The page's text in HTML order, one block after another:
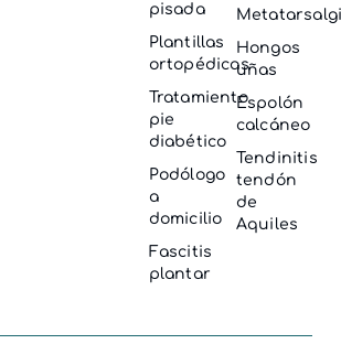
pisada
Plantillas
ortopédicas
Tratamiento
pie
diabético
Podólogo
a
domicilio
Fascitis
plantar
Hongos
uñas
Espolón
calcáneo
Tendinitis
tendón
de
Aquiles